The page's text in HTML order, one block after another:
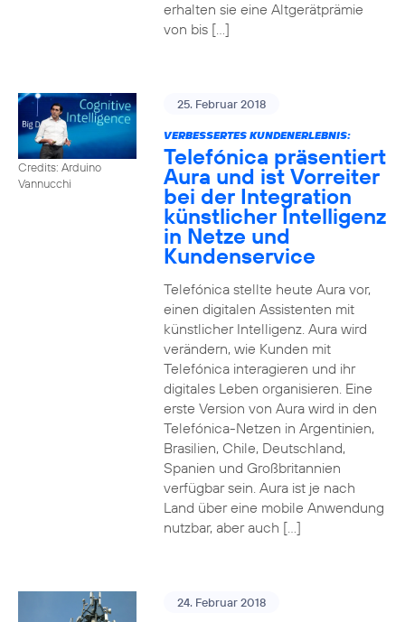
erhalten sie eine Altgerätprämie
von bis […]
Credits: Arduino
Vannucchi
25. Februar 2018
VERBESSERTES KUNDENERLEBNIS:
Telefónica präsentiert
Aura und ist Vorreiter
bei der Integration
künstlicher Intelligenz
in Netze und
Kundenservice
Telefónica stellte heute Aura vor,
einen digitalen Assistenten mit
künstlicher Intelligenz. Aura wird
verändern, wie Kunden mit
Telefónica interagieren und ihr
digitales Leben organisieren. Eine
erste Version von Aura wird in den
Telefónica-Netzen in Argentinien,
Brasilien, Chile, Deutschland,
Spanien und Großbritannien
verfügbar sein. Aura ist je nach
Land über eine mobile Anwendung
nutzbar, aber auch […]
24. Februar 2018